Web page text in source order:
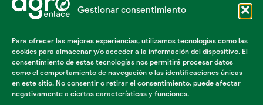
Gestionar consentimiento
Para ofrecer las mejores experiencias, utilizamos tecnologías como las
cookies para almacenar y/o acceder a la información del dispositivo. El
consentimiento de estas tecnologías nos permitirá procesar datos
como el comportamiento de navegación o las identificaciones únicas
en este sitio. No consentir o retirar el consentimiento, puede afectar
negativamente a ciertas características y funciones.
Categorías
Insumos Agrícolas
Maquinaria Agroindustrial
Maquinaria Industrial
Acondicionador de suelos
Herramientas Agricolas